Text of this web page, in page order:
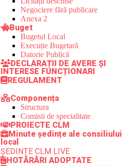
Negociere fără publicare
Anexa 2
Buget
Bugetul Local
Execuție Bugetară
Datorie Publică
DECLARAȚII DE AVERE ȘI
INTERESE FUNCȚIONARI
REGULAMENT
Componența
Structura
Comisii de specialitate
PROIECTE CLM
Minute ședințe ale consiliului
local
ȘEDINȚE CLM LIVE
HOTĂRÂRI ADOPTATE